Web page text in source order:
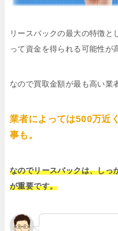
リースバックの最大の特徴と
って資金を得られる可能性が
なので買取金額が最も高い業
業者によっては500万近
事も。
なのでリースバックは、しっ
が重要です。